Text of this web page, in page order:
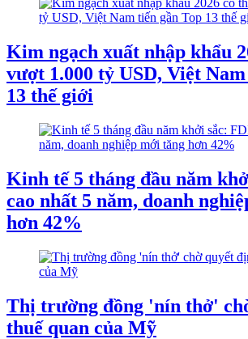
Kim ngạch xuất nhập khẩu
vượt 1.000 tỷ USD, Việt
13 thế giới
Kinh tế 5 tháng đầu năm
cao nhất 5 năm, doanh
hơn 42%
Thị trường đồng 'nín thở'
thuế quan của Mỹ